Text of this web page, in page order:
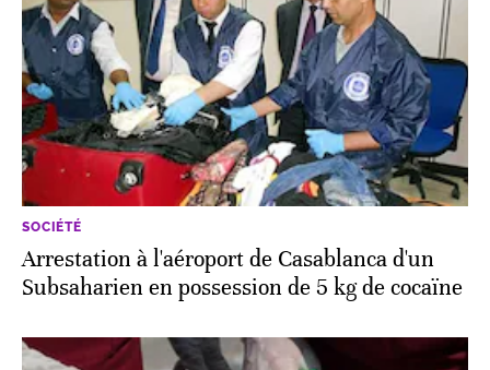
SOCIÉTÉ
Arrestation à l'aéroport de Casablanca d'un
Subsaharien en possession de 5 kg de cocaïne